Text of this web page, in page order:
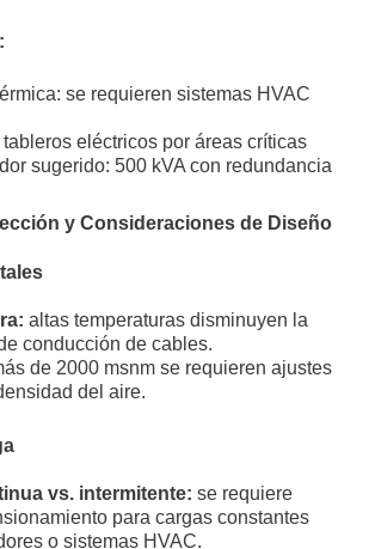
se requieren sistemas HVAC
eléctricos por áreas críticas
sugerido: 500 kVA con redundancia
y Consideraciones de Diseño
altas temperaturas disminuyen la
conducción de cables.
de 2000 msnm se requieren ajustes
del aire.
vs. intermitente: se requiere
para cargas constantes
o sistemas HVAC.